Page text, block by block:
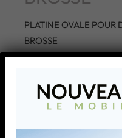
PLATINE OVALE
BROSSE